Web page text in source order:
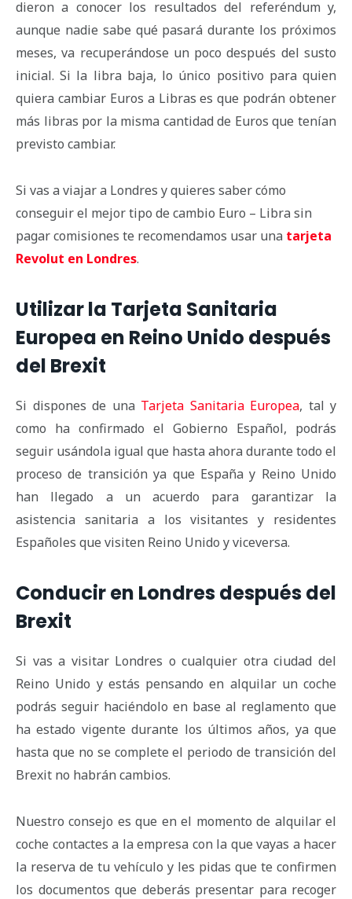
dieron a conocer los resultados del referéndum y,
aunque nadie sabe qué pasará durante los próximos
meses, va recuperándose un poco después del susto
inicial. Si la libra baja, lo único positivo para quien
quiera cambiar Euros a Libras es que podrán obtener
más libras por la misma cantidad de Euros que tenían
previsto cambiar.
Si vas a viajar a Londres y quieres saber cómo
conseguir el mejor tipo de cambio Euro – Libra sin
pagar comisiones te recomendamos usar una tarjeta
Revolut en Londres.
Utilizar la Tarjeta Sanitaria
Europea en Reino Unido después
del Brexit
Si dispones de una Tarjeta Sanitaria Europea, tal y
como ha confirmado el Gobierno Español, podrás
seguir usándola igual que hasta ahora durante todo el
proceso de transición ya que España y Reino Unido
han llegado a un acuerdo para garantizar la
asistencia sanitaria a los visitantes y residentes
Españoles que visiten Reino Unido y viceversa.
Conducir en Londres después del
Brexit
Si vas a visitar Londres o cualquier otra ciudad del
Reino Unido y estás pensando en alquilar un coche
podrás seguir haciéndolo en base al reglamento que
ha estado vigente durante los últimos años, ya que
hasta que no se complete el periodo de transición del
Brexit no habrán cambios.
Nuestro consejo es que en el momento de alquilar el
coche contactes a la empresa con la que vayas a hacer
la reserva de tu vehículo y les pidas que te confirmen
los documentos que deberás presentar para recoger